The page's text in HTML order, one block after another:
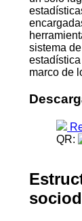
sistema
marco de
QR: